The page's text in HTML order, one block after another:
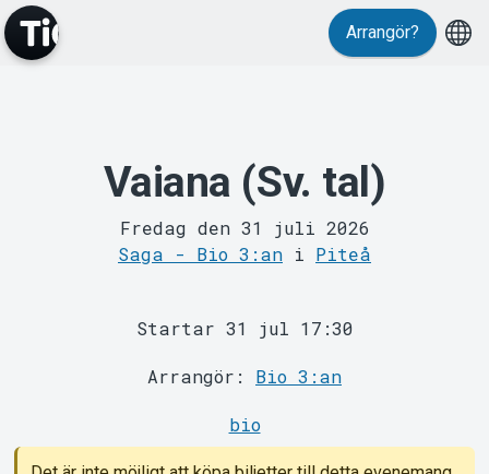
MyTickster
Support
Arrangör?
Vaiana (Sv. tal)
Fredag den 31 juli 2026
Saga - Bio 3:an i Piteå
Startar 31 jul 17:30
Arrangör: Bio 3:an
bio